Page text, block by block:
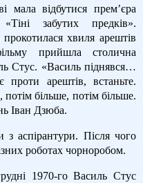
відбутися прем’єра
забутих предків».
хвиля арештів
прийшла столична
Стус. «Василь піднявся…
арештів, встаньте.
більше, потім більше.
Іван Дзюба.
аспірантури. Після чого
роботах чорноробом.
1970-го Василь Стус